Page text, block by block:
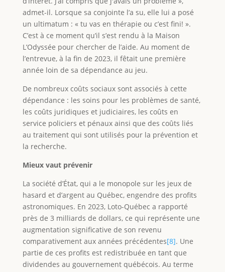
admet-il. Lorsque sa conjointe l’a su, elle lui a posé
un ultimatum : « tu vas en thérapie ou c’est fini! ».
C’est à ce moment qu’il s’est rendu à la Maison
L’Odyssée pour chercher de l’aide. Au moment de
l’entrevue, à la fin de 2023, il fêtait une première
année loin de sa dépendance au jeu.
De nombreux coûts sociaux sont associés à cette
dépendance : les soins pour les problèmes de santé,
les coûts juridiques et judiciaires, les coûts en
service policiers et pénaux ainsi que des coûts liés
au traitement qui sont utilisés pour la prévention et
la recherche.
Mieux vaut prévenir
La société d’État, qui a le monopole sur les jeux de
hasard et d’argent au Québec, engendre des profits
astronomiques. En 2023, Loto-Québec a rapporté
près de 3 milliards de dollars, ce qui représente une
augmentation significative de son revenu
comparativement aux années précédentes[8]. Une
partie de ces profits est redistribuée en tant que
dividendes au gouvernement québécois. Au terme